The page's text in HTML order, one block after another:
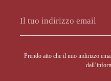
Prendo atto che il mio indirizzo
dall’